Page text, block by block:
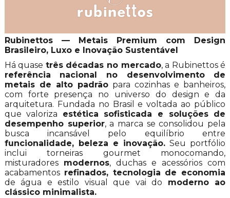
Rubinettos — Metais Premium com Design
Brasileiro, Luxo e Inovação Sustentável
Há quase três décadas no mercado, a Rubinettos é
referência nacional no desenvolvimento de
metais de alto padrão para cozinhas e banheiros,
com forte presença no universo do design e da
arquitetura. Fundada no Brasil e voltada ao público
que valoriza estética sofisticada e soluções de
desempenho superior, a marca se consolidou pela
busca incansável pelo equilíbrio entre
funcionalidade, beleza e inovação. Seu portfólio
inclui torneiras gourmet monocomando,
misturadores modernos, duchas e acessórios com
acabamentos refinados, tecnologia de economia
de água e estilo visual que vai do moderno ao
clássico minimalista.